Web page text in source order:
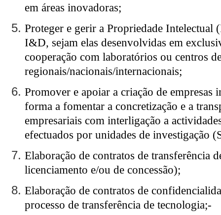
em áreas inovadoras;
Proteger e gerir a Propriedade Intelectual
I&D, sejam elas desenvolvidas em
cooperação com laboratórios ou centros
regionais/nacionais/internacionais;
Promover e apoiar a criação de empresas
forma a fomentar a concretização e a
empresariais com interligação a
efectuados por unidades de investigação
Elaboração de contratos de transferência
licenciamento e/ou de concessão);
Elaboração de contratos de
processo de transferência de tecnologia;-